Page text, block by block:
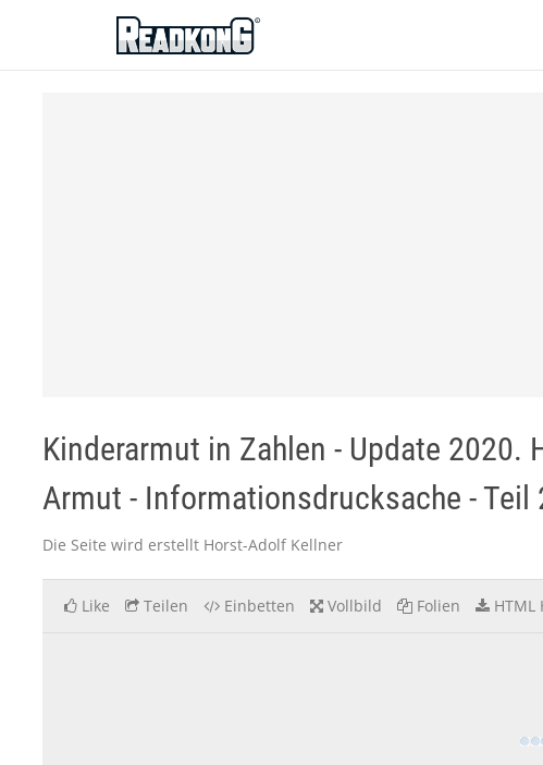
ReadkonG
Kinderarmut in Zahlen - Update
Armut - Informationsdrucksache -
Die Seite wird erstellt Horst-Adolf Kellner
Like Teilen Einbetten Vollbild Folien